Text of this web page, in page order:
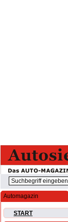
Automagazin
START